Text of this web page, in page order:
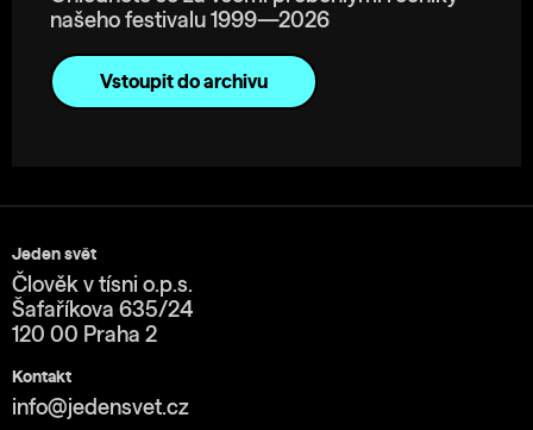
našeho festivalu 1999—2026
Vstoupit do archivu
Jeden svět
Člověk v tísni o.p.s.
Šafaříkova 635/24
120 00 Praha 2
Kontakt
info@jedensvet.cz